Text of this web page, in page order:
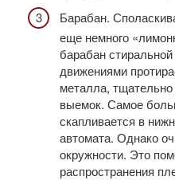
Барабан.
еще немного
барабан
движениями
металла,
выемок. Самое
скапливается в
автомата. Однако
окружности. Это
распространения